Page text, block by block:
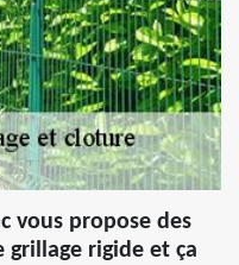
vous propose des
grillage rigide et ça